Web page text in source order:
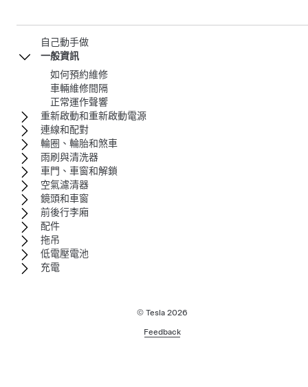
自己動手做
一般資訊
如何預約維修
車輛維修間隔
正常運作聲響
重新啟動和重新啟動電源
連線和配對
輪圈、輪胎和煞車
雨刷與清洗器
車門、車窗和解鎖
空氣濾清器
鏡頭和車窗
前後行李廂
配件
拖吊
低電壓電池
充電
© Tesla 2026
Feedback